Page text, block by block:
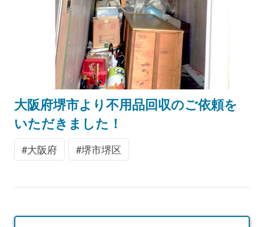
大阪府堺市より不用品回収のご依頼を
いただきました！
大阪府 堺市堺区